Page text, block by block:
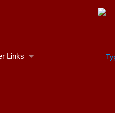
Links